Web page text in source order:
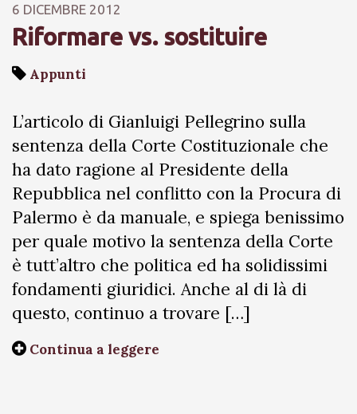
6 DICEMBRE 2012
Riformare vs. sostituire
Appunti
L’articolo di Gianluigi Pellegrino sulla
sentenza della Corte Costituzionale che
ha dato ragione al Presidente della
Repubblica nel conflitto con la Procura di
Palermo è da manuale, e spiega benissimo
per quale motivo la sentenza della Corte
è tutt’altro che politica ed ha solidissimi
fondamenti giuridici. Anche al di là di
questo, continuo a trovare […]
Continua a leggere